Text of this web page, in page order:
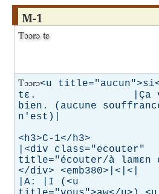
M-1
Tɔɔrɔ tɛ
Tɔɔrɔ<u
tɛ.                |Ça
bien. (aucune
n'est)|
<h3>C-1</h3>
|<div class="ecouter"
title="écouter/à lamɛn
</div> <emb380>|<|<|
|A: |I (<u